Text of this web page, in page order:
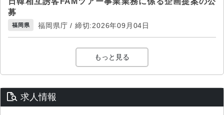
募
福岡県 福岡県庁 / 締切:2026年09月04日
もっと見る
求人情報